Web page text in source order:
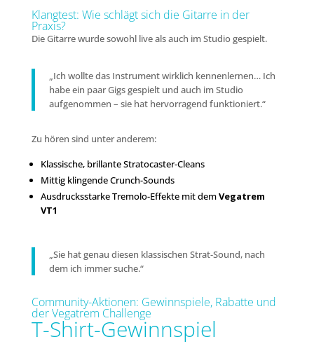
Klangtest: Wie schlägt sich die Gitarre in der
Praxis?
Die Gitarre wurde sowohl live als auch im Studio gespielt.
„Ich wollte das Instrument wirklich kennenlernen… Ich
habe ein paar Gigs gespielt und auch im Studio
aufgenommen – sie hat hervorragend funktioniert.“
Zu hören sind unter anderem:
Klassische, brillante Stratocaster-Cleans
Mittig klingende Crunch-Sounds
Ausdrucksstarke Tremolo-Effekte mit demVegatrem
VT1
„Sie hat genau diesen klassischen Strat-Sound, nach
dem ich immer suche.“
Community-Aktionen: Gewinnspiele, Rabatte und
der Vegatrem Challenge
T-Shirt-Gewinnspiel